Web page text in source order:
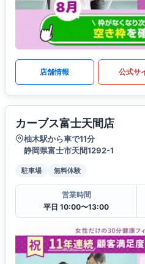
店舗情報 公式サ
カーブス富士天間店
柚木駅から車で11分
静岡県富士市天間1292-1
駐車場 無料体験
営業時間
平日 10:00〜13:00